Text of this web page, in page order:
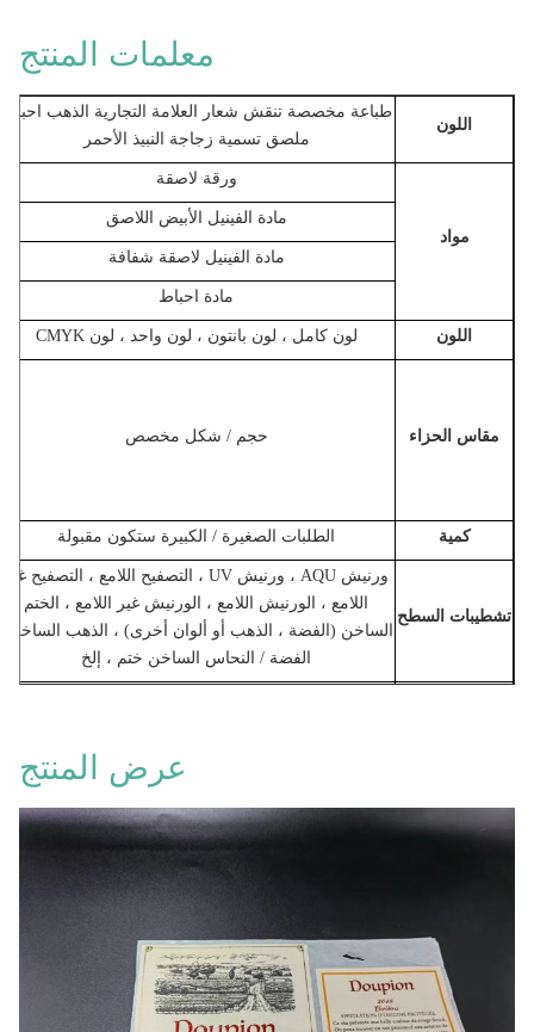
معلمات المنتج
اللون
طباعة مخصصة تنقش شعار العلامة التجارية الذهب احباط
ملصق تسمية زجاجة النبيذ الأحمر
مواد
ورقة لاصقة
مادة الفينيل الأبيض اللاصق
مادة الفينيل لاصقة شفافة
مادة احباط
اللون لون كامل ، لون بانتون ، لون واحد ، لون CMYK
مقاس الحزاء حجم / شكل مخصص
كمية الطلبات الصغيرة / الكبيرة ستكون مقبولة
تشطيبات السطح
ورنيش AQU ، ورنيش UV ، التصفيح اللامع ، التصفيح غير
اللامع ، الورنيش اللامع ، الورنيش غير اللامع ، الختم
الساخن (الفضة ، الذهب أو ألوان أخرى) ، الذهب الساخن /
الفضة / النحاس الساخن ختم ، إلخ
عملية خاصة ختم ذهبي ، ختم فضي ، نقش ، Debossing ، بقعة UV ، إلخ
ميزة
خدش ، صورة ثلاثية الأبعاد ، حساس للحرارة ، قابل للإزالة
، طبقة الباركود ، طبقة مزدوجة ، طبقات متعددة إلخ
السلع والمواد الغذائية والمشروبات المعبأة والمواد
عرض المنتج